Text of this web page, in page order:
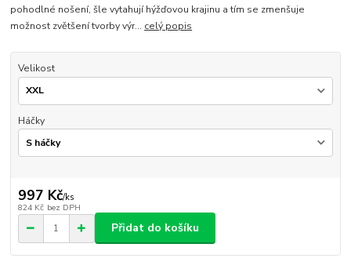
pohodlné nošení, šle vytahují hýžďovou krajinu a tím se zmenšuje
možnost zvětšení tvorby výr... celý popis
Velikost
Háčky
997 Kč/ks
824 Kč bez DPH
Přidat do košíku